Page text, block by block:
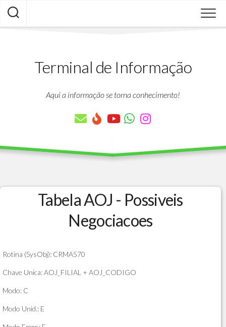
Skip
content
Terminal de Informação
Aqui a informação se torna conhecimento!
Tabela AOJ - Possiveis
Negociacoes
Rotina (SysObj): CRMA570
Chave Unica: AOJ_FILIAL + AOJ_CODIGO
Modo: C
Modo Unid.: E